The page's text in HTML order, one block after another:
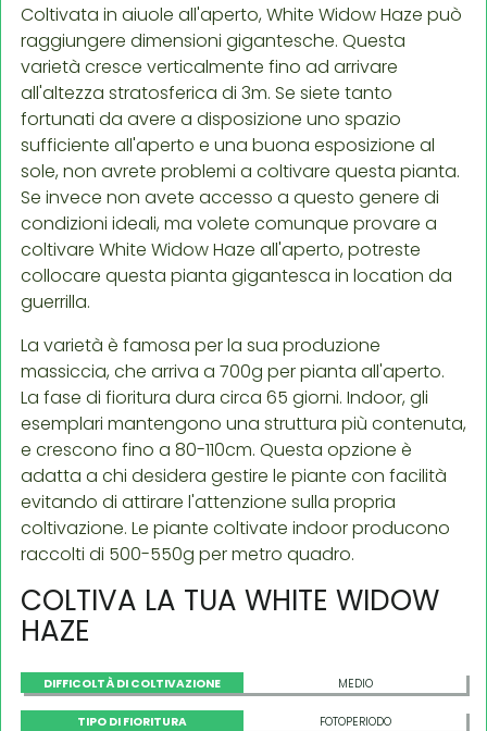
Coltivata in aiuole all'aperto, White Widow Haze può
raggiungere dimensioni gigantesche. Questa
varietà cresce verticalmente fino ad arrivare
all'altezza stratosferica di 3m. Se siete tanto
fortunati da avere a disposizione uno spazio
sufficiente all'aperto e una buona esposizione al
sole, non avrete problemi a coltivare questa pianta.
Se invece non avete accesso a questo genere di
condizioni ideali, ma volete comunque provare a
coltivare White Widow Haze all'aperto, potreste
collocare questa pianta gigantesca in location da
guerrilla.
La varietà è famosa per la sua produzione
massiccia, che arriva a 700g per pianta all'aperto.
La fase di fioritura dura circa 65 giorni. Indoor, gli
esemplari mantengono una struttura più contenuta,
e crescono fino a 80-110cm. Questa opzione è
adatta a chi desidera gestire le piante con facilità
evitando di attirare l'attenzione sulla propria
coltivazione. Le piante coltivate indoor producono
raccolti di 500-550g per metro quadro.
COLTIVA LA TUA WHITE WIDOW
HAZE
DIFFICOLTÀ DI COLTIVAZIONE MEDIO
TIPO DI FIORITURA FOTOPERIODO